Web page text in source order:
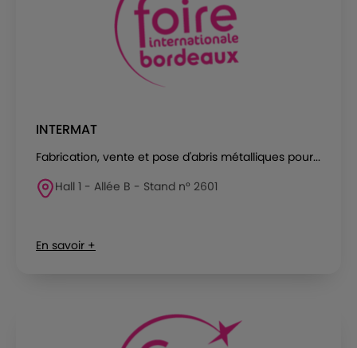
INTERMAT
Fabrication, vente et pose d'abris métalliques pour...
Hall 1 - Allée B - Stand n° 2601
En savoir +